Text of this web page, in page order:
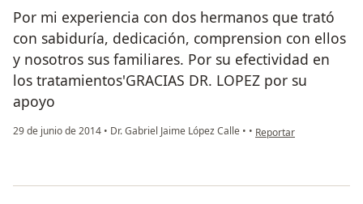
Por mi experiencia con dos hermanos que trató
con sabiduría, dedicación, comprension con ellos
y nosotros sus familiares. Por su efectividad en
los tratamientos'GRACIAS DR. LOPEZ por su
apoyo
29 de junio de 2014 • Dr. Gabriel Jaime López Calle • • en opinión del usuario
Reportar